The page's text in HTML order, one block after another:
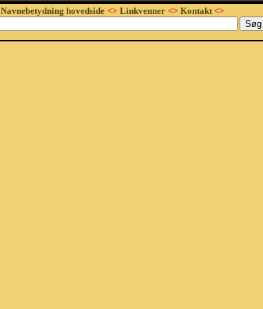
Navnebetydning hovedside <> Linkvenner <> Kontakt<>